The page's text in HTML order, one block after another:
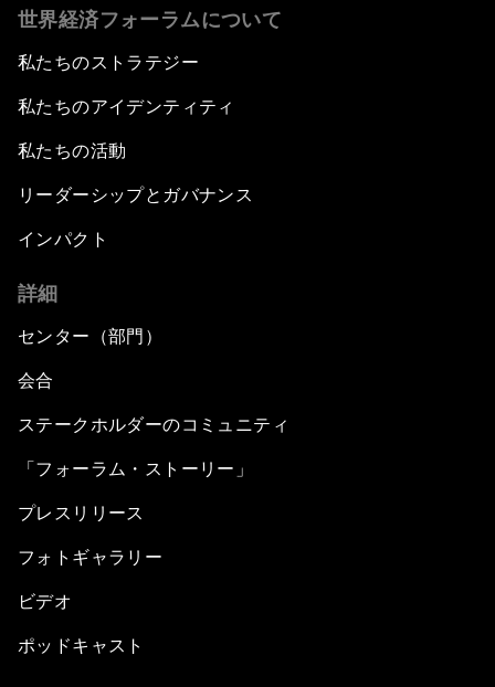
世界経済フォーラムについて
私たちのストラテジー
私たちのアイデンティティ
私たちの活動
リーダーシップとガバナンス
インパクト
詳細
センター（部門）
会合
ステークホルダーのコミュニティ
「フォーラム・ストーリー」
プレスリリース
フォトギャラリー
ビデオ
ポッドキャスト